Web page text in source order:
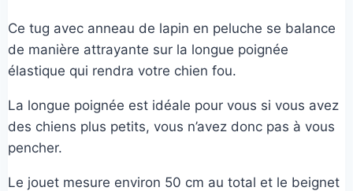
Ce tug avec anneau de lapin en peluche se balance
de manière attrayante sur la longue poignée
élastique qui rendra votre chien fou.
La longue poignée est idéale pour vous si vous avez
des chiens plus petits, vous n’avez donc pas à vous
pencher.
Le jouet mesure environ 50 cm au total et le beignet